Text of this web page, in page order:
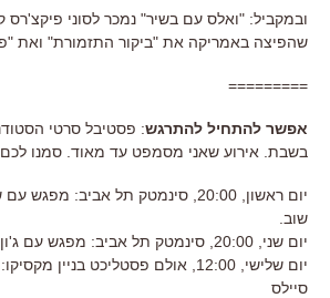
ובמקביל: "ואלס עם בשיר" נמכר לסוני
שהפיצה באמריקה את "ביקור התזמורת" ואת
=========
אפשר להתחיל להתרגש
בשבת. אירוע שאני מסמפט עד מאוד. סמנו לכם
יום ראשון, 20:00, סינמטק תל אביב:
שוב.
יום שני, 20:00, סינמטק תל אביב: מפגש עם ג'ון סיילס (אני מנחה)
יום שלישי, 12:00, אולם פסטליכט בניין
סיילס